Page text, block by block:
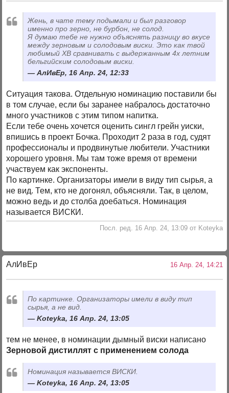
Жень, в чате тему подымали и был разговор
именно про зерно, не бурбон, не солод.
Я думаю тебе не нужно объяснять разницу во вкусе
между зерновым и солодовым виски. Это как твой
любимый ХВ сравнивать с выдержанным 4х летним
бельгийским солодовым виски.
АлИвЕр, 16 Апр. 24, 12:33
Ситуация такова. Отдельную номинацию поставили бы
в том случае, если бы заранее набралось достаточно
много участников с этим типом напитка.
Если тебе очень хочется оценить сингл грейн уиски,
впишись в проект Бочка. Проходит 2 раза в год, судят
профессионалы и продвинутые любители. Участники
хорошего уровня. Мы там тоже время от времени
участвуем как экспоненты.
По картинке. Организаторы имели в виду тип сырья, а
не вид. Тем, кто не догонял, объясняли. Так, в целом,
можно ведь и до столба доебаться. Номинация
называется ВИСКИ.
Посл. ред. 16 Апр. 24, 13:09 от Koteyka
АлИвЕр 16 Апр. 24, 14:21
По картинке. Организаторы имели в виду тип
сырья, а не вид.
Koteyka, 16 Апр. 24, 13:05
тем не менее, в номинации дымный виски написано
Зерновой дистиллят с применением солода
Номинация называется ВИСКИ.
Koteyka, 16 Апр. 24, 13:05